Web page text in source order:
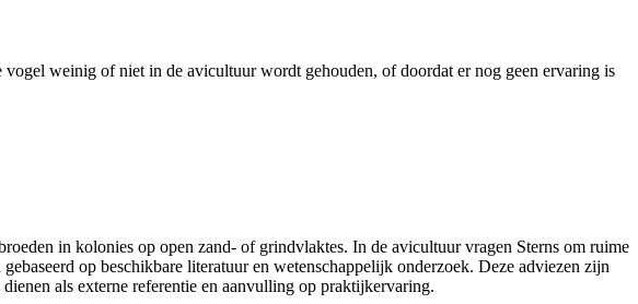
weinig of niet in de avicultuur wordt gehouden, of doordat er nog geen ervaring is
in kolonies op open zand- of grindvlaktes. In de avicultuur vragen Sterns om ruime
op beschikbare literatuur en wetenschappelijk onderzoek. Deze adviezen zijn
als externe referentie en aanvulling op praktijkervaring.